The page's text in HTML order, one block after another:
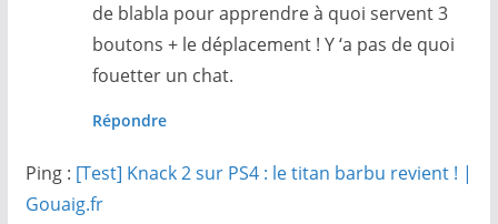
de blabla pour apprendre à quoi servent 3
boutons + le déplacement ! Y ‘a pas de quoi
fouetter un chat.
Répondre
Ping : [Test] Knack 2 sur PS4 : le titan barbu revient ! |
Gouaig.fr